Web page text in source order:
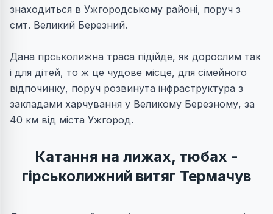
знаходиться в Ужгородському районі, поруч з
смт. Великий Березний.
Дана гірськолижна траса підійде, як дорослим так
і для дітей, то ж це чудове місце, для сімейного
відпочинку, поруч розвинута інфраструктура з
закладами харчування у Великому Березному, за
40 км від міста Ужгород.
Катання на лижах, тюбах -
гірськолижний витяг Термачув